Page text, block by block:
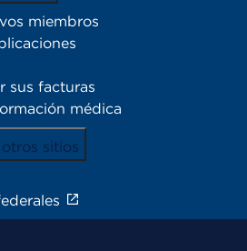
miembros
sus facturas
médica
sitios